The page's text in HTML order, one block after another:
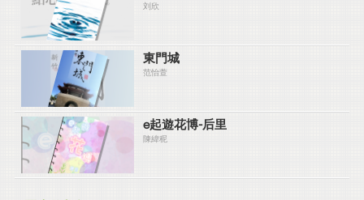
刘欣
東門城
范怡萱
e起遊花博-后里
陳緯秜